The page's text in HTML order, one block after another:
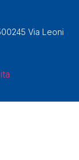
Via Leoni